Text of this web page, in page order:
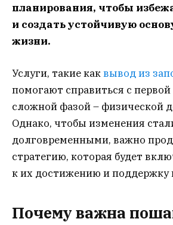
планирования, чтобы
и создать устойчивую
жизни.
Услуги, такие каквывод из
помогают справиться с
сложной фазой – физической
Однако, чтобы изменения
долговременными, важно
стратегию, которая будет
к их достижению и поддержку
Почему важна